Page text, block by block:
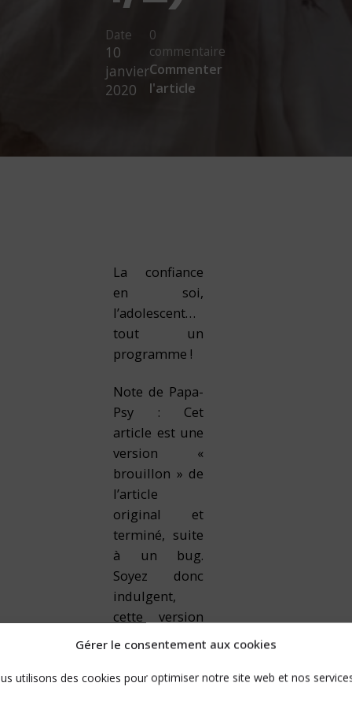
Gérer le consentement aux cookies
utilisons des cookies pour optimiser notre site web et nos
Date
10
janvier
2020
0
commentaire
Commenter
l'article
La confiance
en soi,
l’adolescent…
tout un
programme !
Note de Papa-
Psy : Cet
article est une
version «
brouillon » de
l’article
original et
terminé, suite
à un bug.
Soyez donc
indulgent,
cette version
fautes et à